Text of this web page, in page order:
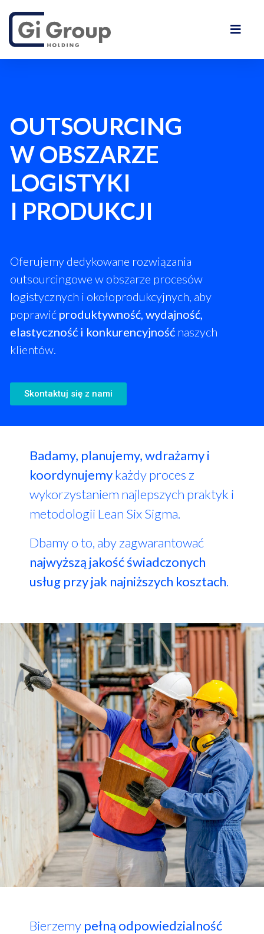
OUTSOURCING
W OBSZARZE
LOGISTYKI
I PRODUKCJI
Oferujemy dedykowane rozwiązania
outsourcingowe w obszarze procesów
logistycznych i okołoprodukcyjnych, aby
poprawić produktywność, wydajność,
elastyczność i konkurencyjność naszych
klientów.
Skontaktuj się z nami
Badamy, planujemy, wdrażamy i
koordynujemykażdy proces z
wykorzystaniem najlepszych praktyk i
metodologii Lean Six Sigma.
Dbamy o to, aby zagwarantować
najwyższą jakość świadczonych
usług przy jak najniższych kosztach.
Bierzemy pełną odpowiedzialność